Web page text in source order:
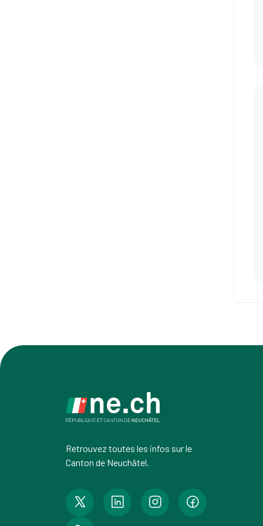
Retrouvez toutes les infos sur le
Canton de Neuchâtel.